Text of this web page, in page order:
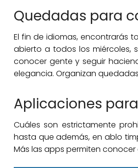
Quedadas para
El fin de idiomas, encontrarás
abierto a todos los miércoles,
conocer gente y seguir
elegancia. Organizan
Aplicaciones
Cuáles son estrictamente
hasta que además, en ablo
Más las apps permiten